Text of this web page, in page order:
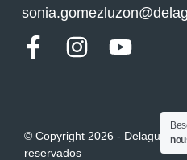
© Copyright 2026 - Delaguía y
reservados